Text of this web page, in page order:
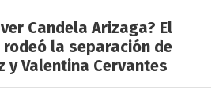
Candela Arizaga? El
la separación de
y Valentina Cervantes